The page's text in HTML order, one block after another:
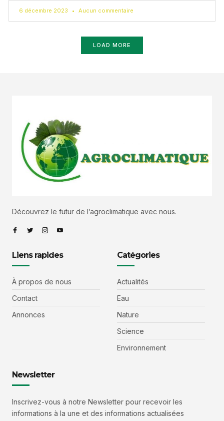
6 décembre 2023 Aucun commentaire
LOAD MORE
Découvrez le futur de l’agroclimatique avec nous.
Liens rapides
À propos de nous
Contact
Annonces
Catégories
Actualités
Eau
Nature
Science
Environnement
Newsletter
Inscrivez-vous à notre Newsletter pour recevoir les
informations à la une et des informations actualisées